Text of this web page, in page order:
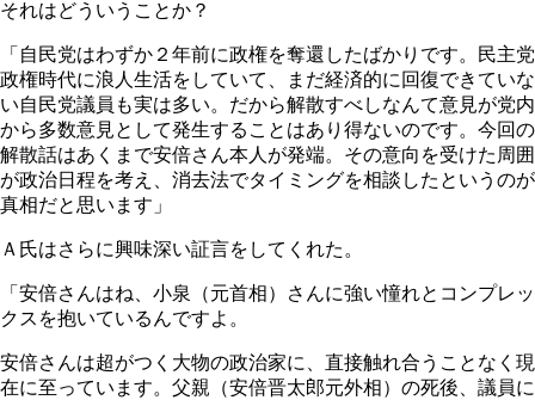
それはどういうことか？
「自民党はわずか２年前に政権を奪還したばかりです。民主党
政権時代に浪人生活をしていて、まだ経済的に回復できていな
い自民党議員も実は多い。だから解散すべしなんて意見が党内
から多数意見として発生することはあり得ないのです。今回の
解散話はあくまで安倍さん本人が発端。その意向を受けた周囲
が政治日程を考え、消去法でタイミングを相談したというのが
真相だと思います」
Ａ氏はさらに興味深い証言をしてくれた。
「安倍さんはね、小泉（元首相）さんに強い憧れとコンプレッ
クスを抱いているんですよ。
安倍さんは超がつく大物の政治家に、直接触れ合うことなく現
在に至っています。父親（安倍晋太郎元外相）の死後、議員に